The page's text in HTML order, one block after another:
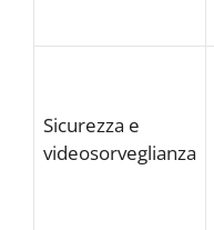
Sicurezza e
videosorveglianza